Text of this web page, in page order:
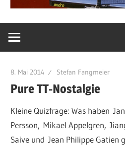
8. Mai 2014 Stefan Fangmeier
Pure TT-Nostalgie
Kleine Quizfrage: Was haben
Persson, Mikael Appelgren,
Saive und Jean Philippe Gatien